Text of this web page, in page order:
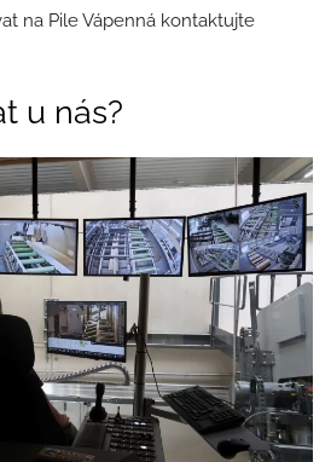
na Pile Vápenná kontaktujte
u nás?